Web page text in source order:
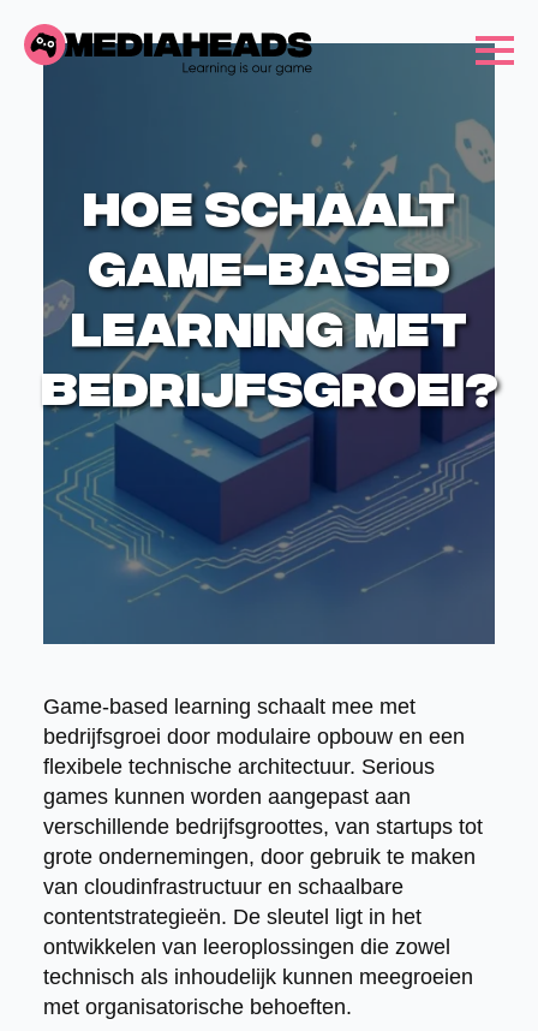
Hoe schaalt
game-based
learning met
bedrijfsgroei?
Game-based learning schaalt mee met
bedrijfsgroei door modulaire opbouw en een
flexibele technische architectuur. Serious
games kunnen worden aangepast aan
verschillende bedrijfsgroottes, van startups tot
grote ondernemingen, door gebruik te maken
van cloudinfrastructuur en schaalbare
contentstrategieën. De sleutel ligt in het
ontwikkelen van leeroplossingen die zowel
technisch als inhoudelijk kunnen meegroeien
met organisatorische behoeften.